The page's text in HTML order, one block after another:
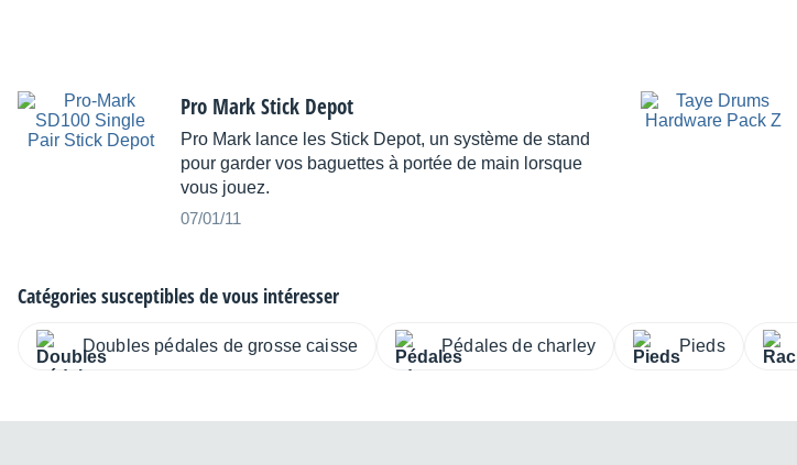
Pro Mark Stick Depot
Pro Mark lance les Stick Depot, un système de stand
pour garder vos baguettes à portée de main lorsque
vous jouez.
07/01/11
Catégories susceptibles de vous intéresser
Doubles pédales de grosse caisse Pédales de charley Pieds